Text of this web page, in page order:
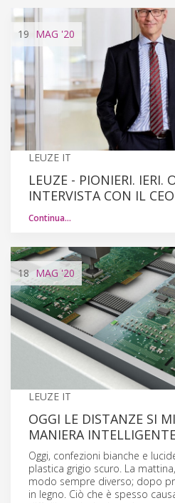
19 MAG '20
LEUZE IT
LEUZE - PIONIERI. IERI.
INTERVISTA CON IL
Continua…
18 MAG '20
LEUZE IT
OGGI LE DISTANZE SI
MANIERA
Oggi, confezioni bianche e
plastica grigio scuro. La
modo sempre diverso; dopo
in legno. Ciò che è spesso